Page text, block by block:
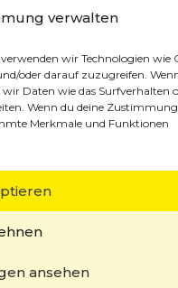
verwalten
wir Technologien wie
oder darauf zuzugreifen.
Daten wie das Surfverhalten
Wenn du deine
Merkmale und Funktionen
ansehen
vorbehalten